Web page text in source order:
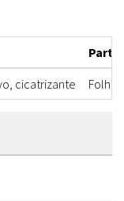
cicatrizante Folha